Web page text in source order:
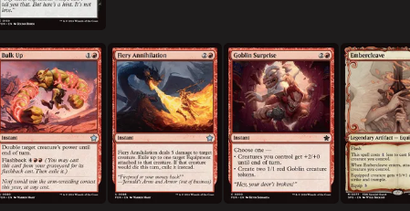
덩치 키우기 불타는 절멸 고블린 기습 불씨칼날